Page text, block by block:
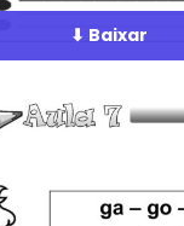
⬇ Baixar